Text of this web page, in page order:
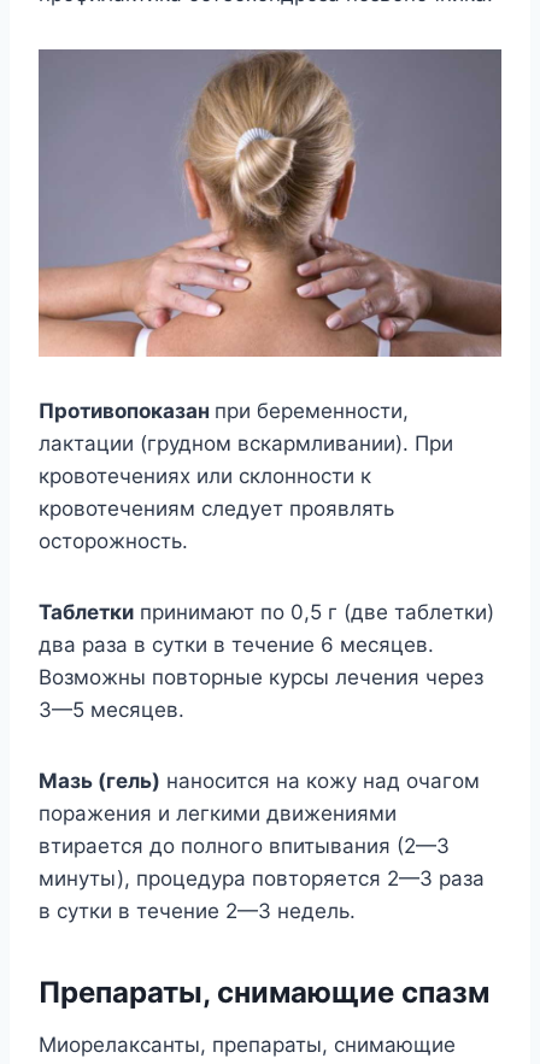
Противопоказан при беременности,
лактации (грудном вскармливании). При
кровотечениях или склонности к
кровотечениям следует проявлять
осторожность.
Таблетки принимают по 0,5 г (две таблетки)
два раза в сутки в течение 6 месяцев.
Возможны повторные курсы лечения через
3—5 месяцев.
Мазь (гель) наносится на кожу над очагом
поражения и легкими движениями
втирается до полного впитывания (2—3
минуты), процедура повторяется 2—3 раза
в сутки в течение 2—3 недель.
Препараты, снимающие спазм
Миорелаксанты, препараты, снимающие